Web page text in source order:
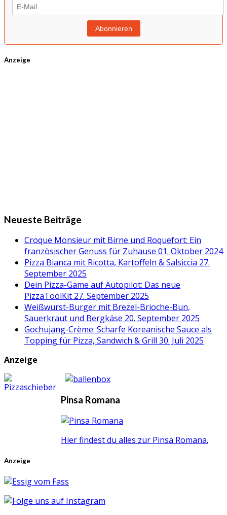
Anzeige
Neueste Beiträge
Croque Monsieur mit Birne und Roquefort: Ein
französischer Genuss für Zuhause 01. Oktober 2024
Pizza Bianca mit Ricotta, Kartoffeln & Salsiccia 27.
September 2025
Dein Pizza-Game auf Autopilot: Das neue
PizzaToolKit 27. September 2025
Weißwurst-Burger mit Brezel-Brioche-Bun,
Sauerkraut und Bergkäse 20. September 2025
Gochujang-Crème: Scharfe Koreanische Sauce als
Topping für Pizza, Sandwich & Grill 30. Juli 2025
Anzeige
Pinsa Romana
Hier findest du alles zur Pinsa Romana.
Anzeige